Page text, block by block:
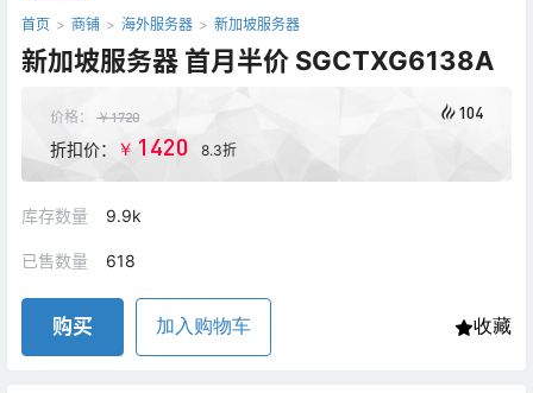
首页 > 商铺 > 海外服务器 > 新加坡服务器
新加坡服务器 首月半价 SGCTXG6138A
价格： ￥1720
折扣价： ￥ 1420 8.3折
104
库存数量 9.9k
已售数量 618
购买 加入购物车 收藏